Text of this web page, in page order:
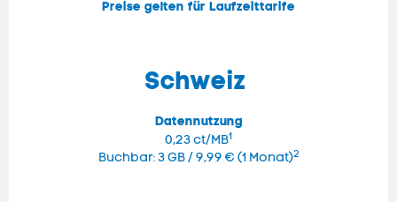
Preise gelten für Laufzeittarife
Schweiz
Datennutzung
0,23 ct/MB1
Buchbar: 3 GB / 9,99 € (1 Monat)2